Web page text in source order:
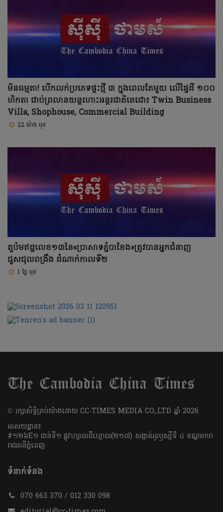
មិនធម្មតា! បើកលក់ប្រភេទផ្ទះថ្មី ៣ ក្នុងពេលតែមួយ លើផ្ទៃដី ១០០
ហិកតា ជាប់ព្រលានយន្តហោះអន្តរជាតិតេជោ៖ Twin Business
Villa, Shophouse, Commercial Building
22 ម៉ោង មុន
តួប៉មឥដ្ឋលេខ១៣នៃ«ប្រាសាទភ្នំបាខែង»ត្រូវបានអ្នកជំនាញ
ជួសជុលពង្រឹង ដំណាក់កាលទី២
1 ថ្ងៃ មុន
​© រក្សា​សិទ្ធិ​គ្រប់​យ៉ាង​ដោយ​ CC-TIMES MEDIA CO,.LTD ឆ្នាំ​ 2026
អាសយដ្ឋាន៖
#១២៦E១ ជាន់ទី១ ផ្លូវហ្សាលដឺហ្គោល(២១៧) សង្កាត់អូរឫស្សីទី ៤ ខណ្ឌមករា
រាជធានីភ្នំពេញ
ទំនាក់ទំនង
070 663 370 / 012 330 098